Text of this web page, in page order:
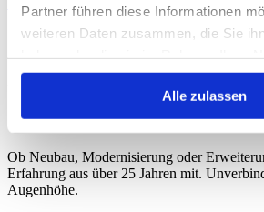
Partner führen diese Informationen
weiteren Daten zusammen, die Sie
gesammelt haben.
Alle zulassen
Schlagwort:
Keine Beiträge gefunden.
Sprechen wir über Ihren
Ob Neubau, Modernisierung oder
Erfahrung aus über 25 Jahren mit.
Augenhöhe.